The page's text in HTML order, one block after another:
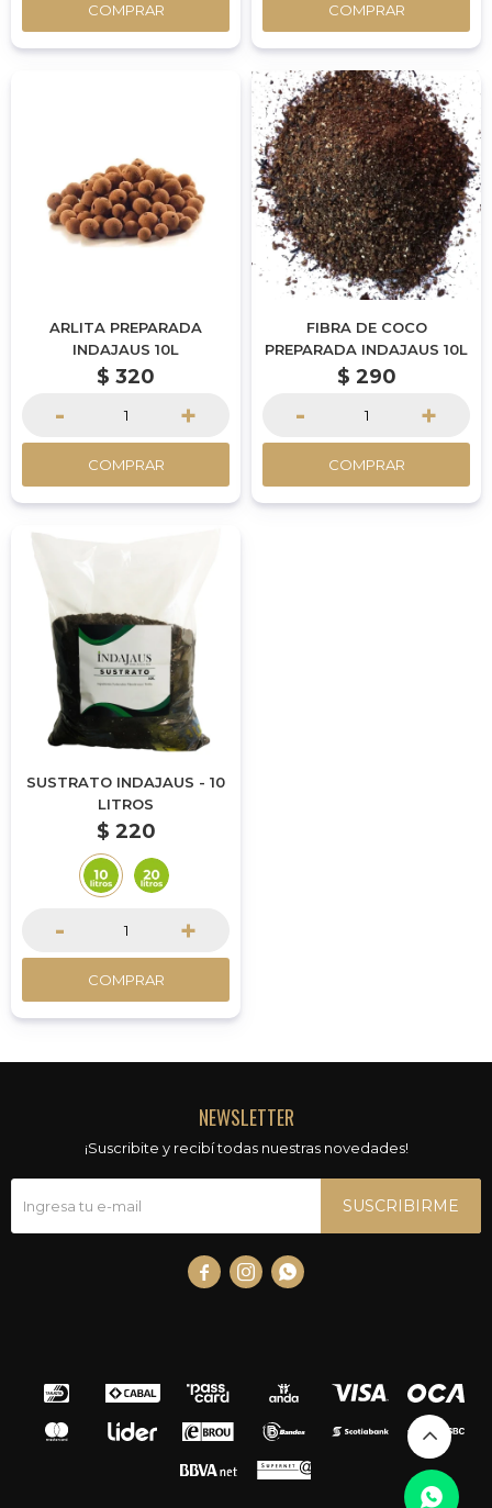
COMPRAR COMPRAR
ARLITA PREPARADA
INDAJAUS 10L
$ 320
- +
COMPRAR
FIBRA DE COCO
PREPARADA INDAJAUS 10L
$ 290
- +
COMPRAR
SUSTRATO INDAJAUS - 10
LITROS
$ 220
- +
COMPRAR
NEWSLETTER
¡Suscribite y recibí todas nuestras novedades!
SUSCRIBIRME
  